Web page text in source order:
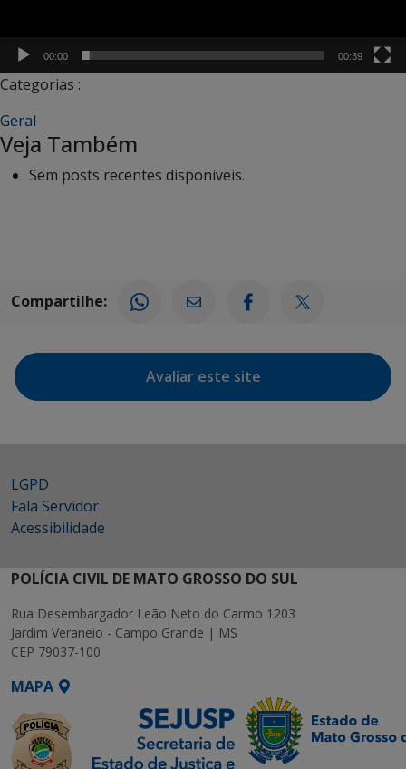
00:00 00:39
Categorias :
Geral
Veja Também
Sem posts recentes disponíveis.
Compartilhe:
Avaliar este site
LGPD
Fala Servidor
Acessibilidade
POLÍCIA CIVIL DE MATO GROSSO DO SUL
Rua Desembargador Leão Neto do Carmo 1203
Jardim Veraneio - Campo Grande | MS
CEP 79037-100
MAPA